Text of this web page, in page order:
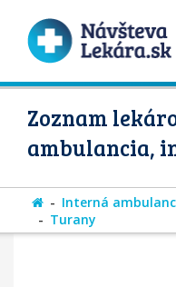
Zoznam
ambulancia,
Interná
Turany